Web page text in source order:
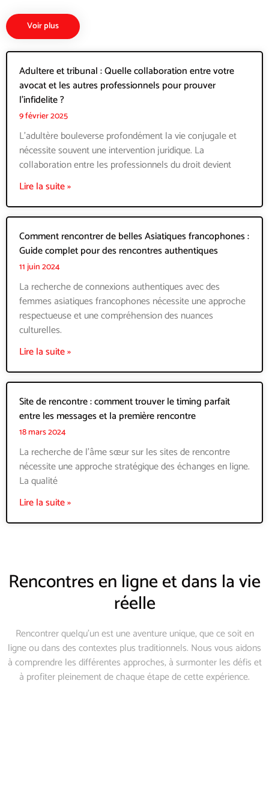
Voir plus
Adultere et tribunal : Quelle collaboration entre votre
avocat et les autres professionnels pour prouver
l’infidelite ?
9 février 2025
L'adultère bouleverse profondément la vie conjugale et
nécessite souvent une intervention juridique. La
collaboration entre les professionnels du droit devient
Lire la suite »
Comment rencontrer de belles Asiatiques francophones :
Guide complet pour des rencontres authentiques
11 juin 2024
La recherche de connexions authentiques avec des
femmes asiatiques francophones nécessite une approche
respectueuse et une compréhension des nuances
culturelles.
Lire la suite »
Site de rencontre : comment trouver le timing parfait
entre les messages et la première rencontre
18 mars 2024
La recherche de l’âme sœur sur les sites de rencontre
nécessite une approche stratégique des échanges en ligne.
La qualité
Lire la suite »
Rencontres en ligne et dans la vie
réelle
Rencontrer quelqu’un est une aventure unique, que ce soit en
ligne ou dans des contextes plus traditionnels. Nous vous aidons
à comprendre les différentes approches, à surmonter les défis et
à profiter pleinement de chaque étape de cette expérience.